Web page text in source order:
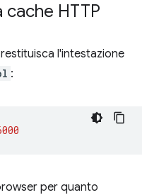
HTTP
l'intestazione
:
per quanto